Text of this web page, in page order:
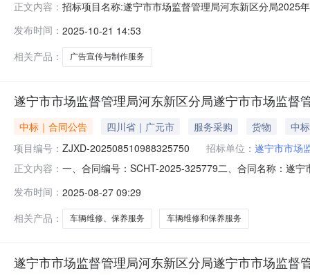
正文内容： 招标项目名称:遂宁市市场监督管理局河东新区分局2025
10-2817:00:00投标文件递交截止时间:2025-11-
发布时间： 2025-10-21 14:53
相关产品：
广告宣传与制作服务
遂宁市市场监督管理局河东新区分局遂宁市市场监
中标｜合同公告 四川省｜广元市 服务采购 货物
中
项目编号： ZJXD-202508510988325750 招标单位： 遂宁市市场
正文内容： 一、合同编号：SCHT-2025-325779二、合同名称：遂
联系方式：17877761199供应商(乙方)：遂宁市河东新
发布时间： 2025-08-27 09:29
相关产品：
车辆维修、保养服务 车辆维修和保养服务
遂宁市市场监督管理局河东新区分局遂宁市市场监